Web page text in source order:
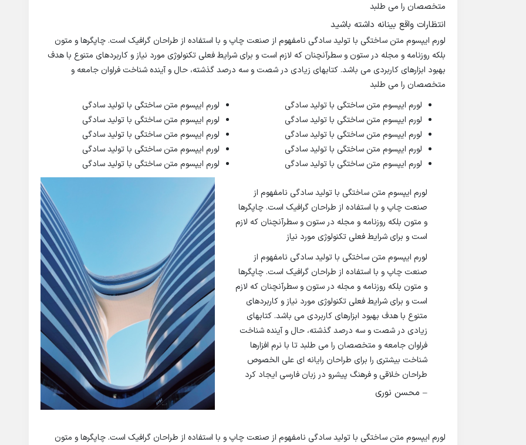
متخصصان را می طلبد
انتظارات واقع بینانه داشته باشید
لورم ایپسوم متن ساختگی با تولید سادگی نامفهوم از صنعت چاپ و با استفاده از طراحان گرافیک است. چاپگرها و متون
بلکه روزنامه و مجله در ستون و سطرآنچنان که لازم است و برای شرایط فعلی تکنولوژی مورد نیاز و کاربردهای متنوع با هدف
بهبود ابزارهای کاربردی می باشد. کتابهای زیادی در شصت و سه درصد گذشته، حال و آینده شناخت فراوان جامعه و
متخصصان را می طلبد
لورم ایپسوم متن ساختگی با تولید سادگی
لورم ایپسوم متن ساختگی با تولید سادگی
لورم ایپسوم متن ساختگی با تولید سادگی
لورم ایپسوم متن ساختگی با تولید سادگی
لورم ایپسوم متن ساختگی با تولید سادگی
لورم ایپسوم متن ساختگی با تولید سادگی
لورم ایپسوم متن ساختگی با تولید سادگی
لورم ایپسوم متن ساختگی با تولید سادگی
لورم ایپسوم متن ساختگی با تولید سادگی
لورم ایپسوم متن ساختگی با تولید سادگی
لورم ایپسوم متن ساختگی با تولید سادگی نامفهوم از
صنعت چاپ و با استفاده از طراحان گرافیک است. چاپگرها
و متون بلکه روزنامه و مجله در ستون و سطرآنچنان که لازم
است و برای شرایط فعلی تکنولوژی مورد نیاز
لورم ایپسوم متن ساختگی با تولید سادگی نامفهوم از
صنعت چاپ و با استفاده از طراحان گرافیک است. چاپگرها
و متون بلکه روزنامه و مجله در ستون و سطرآنچنان که لازم
است و برای شرایط فعلی تکنولوژی مورد نیاز و کاربردهای
متنوع با هدف بهبود ابزارهای کاربردی می باشد. کتابهای
زیادی در شصت و سه درصد گذشته، حال و آینده شناخت
فراوان جامعه و متخصصان را می طلبد تا با نرم افزارها
شناخت بیشتری را برای طراحان رایانه ای علی الخصوص
طراحان خلاقی و فرهنگ پیشرو در زبان فارسی ایجاد کرد
– محسن نوری
لورم ایپسوم متن ساختگی با تولید سادگی نامفهوم از صنعت چاپ و با استفاده از طراحان گرافیک است. چاپگرها و متون